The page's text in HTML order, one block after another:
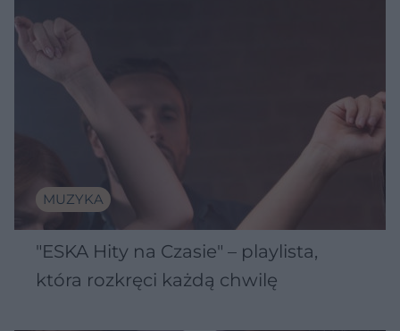
MUZYKA
"ESKA Hity na Czasie" – playlista,
która rozkręci każdą chwilę